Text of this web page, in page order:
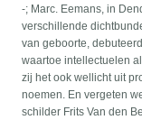
-; Marc. Eemans, in
verschillende
van geboorte,
waartoe intellectuelen
zij het ook wellicht uit
noemen. En vergeten
schilder Frits Van den